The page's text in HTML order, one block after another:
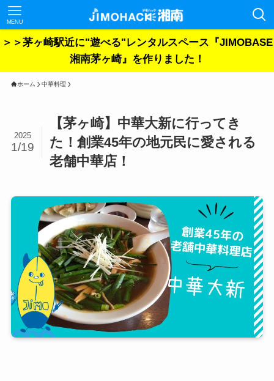
MENU
＞＞茅ヶ崎駅近に"遊べる"レンタルスペース『JIMOBASE
湘南茅ヶ崎』を作りました！
ホーム 中華料理
【茅ヶ崎】中華大新に行ってき
た！創業45年の地元民に愛される
老舗中華店！
2025
1/19